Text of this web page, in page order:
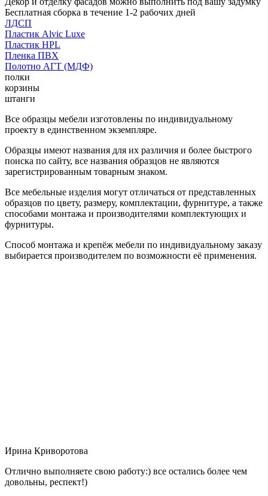
Бесплатная сборка в течение 1-2 рабочих дней
ЛДСП
Пластик Alvic Luxe
Пластик HPL
Пленка ПВХ
Полотно АГТ (МДФ)
полки
корзины
штанги
Все образцы мебели изготовлены по индивидуальному
проекту в единственном экземпляре.
Образцы имеют названия для их различия и более быстрого
поиска по сайту, все названия образцов не являются
зарегистрированным товарным знаком.
Все мебельные изделия могут отличаться от представленных
образцов по цвету, размеру, комплектации, фурнитуре, а также
способами монтажа и производителями комплектующих и
фурнитуры.
Способ монтажа и крепёж мебели по индивидуальному заказу
выбирается производителем по возможности её применения.
Ирина Криворотова
Отлично выполняете свою работу:) все остались более чем
довольны, респект!)